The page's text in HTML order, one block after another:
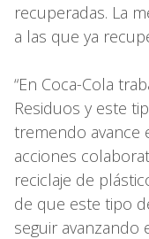
recuperadas. La
a las que ya
“En Coca-Cola
Residuos y este
tremendo avance
acciones
reciclaje de
de que este tipo
seguir avanzando